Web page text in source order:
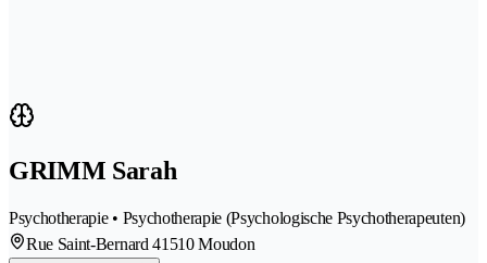
GRIMM Sarah
Psychotherapie • Psychotherapie (Psychologische Psychotherapeuten)
Rue Saint-Bernard 41510 Moudon